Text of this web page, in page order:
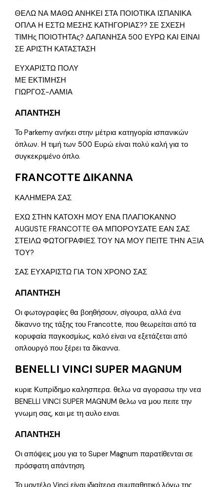
ΘΕΛΩ ΝΑ ΜΑΘΩ ΑΝΗΚΕΙ ΣΤΑ ΠΟΙΟΤΙΚΑ ΙΣΠΑΝΙΚΑ
ΟΠΛΑ Η ΕΣΤΩ ΜΕΣΗΣ ΚΑΤΗΓΟΡΙΑΣ?? ΣΕ ΣΧΕΣΗ
ΤΙΜΗς ΠΟΙΟΤΗΤΑς? ΔΑΠΑΝΗΣΑ 500 ΕΥΡΩ ΚΑΙ ΕΙΝΑΙ
ΣΕ ΑΡΙΣΤΗ ΚΑΤΑΣΤΑΣΗ
ΕΥΧΑΡΙΣΤΩ ΠΟΛΥ
ΜΕ ΕΚΤΙΜΗΣΗ
ΓΙΩΡΓΟΣ-ΛΑΜΙΑ
ΑΠΑΝΤΗΣΗ
Το Parkemy ανήκει στην μέτρια κατηγορία ισπανικών
όπλων. Η τιμή των 500 Ευρώ είναι πολύ καλή για το
συγκεκριμένο όπλο.
FRANCOTTE ΔΙΚΑΝΝΑ
ΚΑΛΗΜΕΡΑ ΣΑΣ
ΕΧΩ ΣΤΗΝ ΚΑΤΟΧΗ ΜΟΥ ΕΝΑ ΠΛΑΓΙΟΚΑΝΝΟ
AUGUSTE FRANCOTTE ΘΑ ΜΠΟΡΟΥΣΑΤΕ ΕΑΝ ΣΑΣ
ΣΤΕΙΛΩ ΦΩΤΟΓΡΑΦΙΕΣ ΤΟΥ ΝΑ ΜΟΥ ΠΕΙΤΕ ΤΗΝ ΑΞΙΑ
ΤΟΥ?
ΣΑΣ ΕΥΧΑΡΙΣΤΩ ΓΙΑ ΤΟΝ ΧΡΟΝΟ ΣΑΣ
ΑΠΑΝΤΗΣΗ
Οι φωτογραφίες θα βοηθήσουν, σίγουρα, αλλά ένα
δίκαννο της τάξης του Francotte, που θεωρείται από τα
κορυφαία παγκοσμίως, καλό είναι να εξετάζεται από
οπλουργό που ξέρει τα δίκαννα.
BENELLI VINCI SUPER MAGNUM
κυριε Κυπρίδημο καλησπερα. θελω να αγορασω την νεα
BENELLI VINCI SUPER MAGNUM θελω να μου πειτε την
γνωμη σας, και με τη αυλο ειναι.
ΑΠΑΝΤΗΣΗ
Οι απόψεις μου για το Super Magnum παρατίθενται σε
πρόσφατη απάντηση.